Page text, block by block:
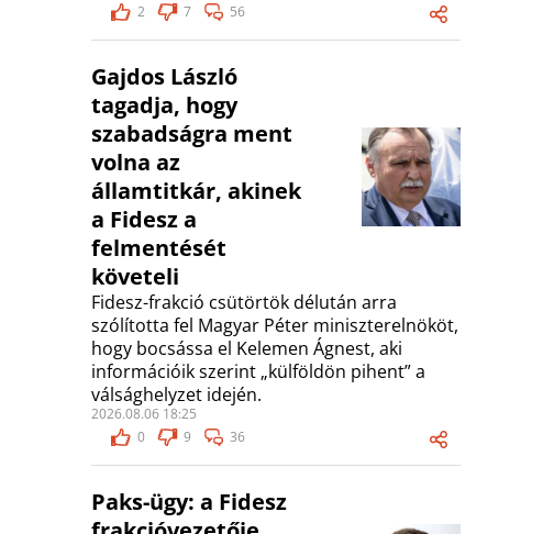
2
7 56
Gajdos László
tagadja, hogy
szabadságra ment
volna az
államtitkár, akinek
a Fidesz a
felmentését
követeli
Fidesz-frakció csütörtök délután arra
szólította fel Magyar Péter miniszterelnököt,
hogy bocsássa el Kelemen Ágnest, aki
információik szerint „külföldön pihent” a
válsághelyzet idején.
2026.08.06 18:25
0
9 36
Paks-ügy: a Fidesz